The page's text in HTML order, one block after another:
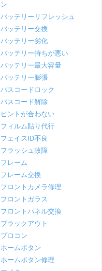
ン
バッテリーリフレッシュ
バッテリー交換
バッテリー劣化
バッテリー持ちが悪い
バッテリー最大容量
バッテリー膨張
パスコードロック
パスコード解除
ピントが合わない
フィルム貼り代行
フェイスID不良
フラッシュ故障
フレーム
フレーム交換
フロントカメラ修理
フロントガラス
フロントパネル交換
ブラックアウト
プロコン
ホームボタン
ホームボタン修理